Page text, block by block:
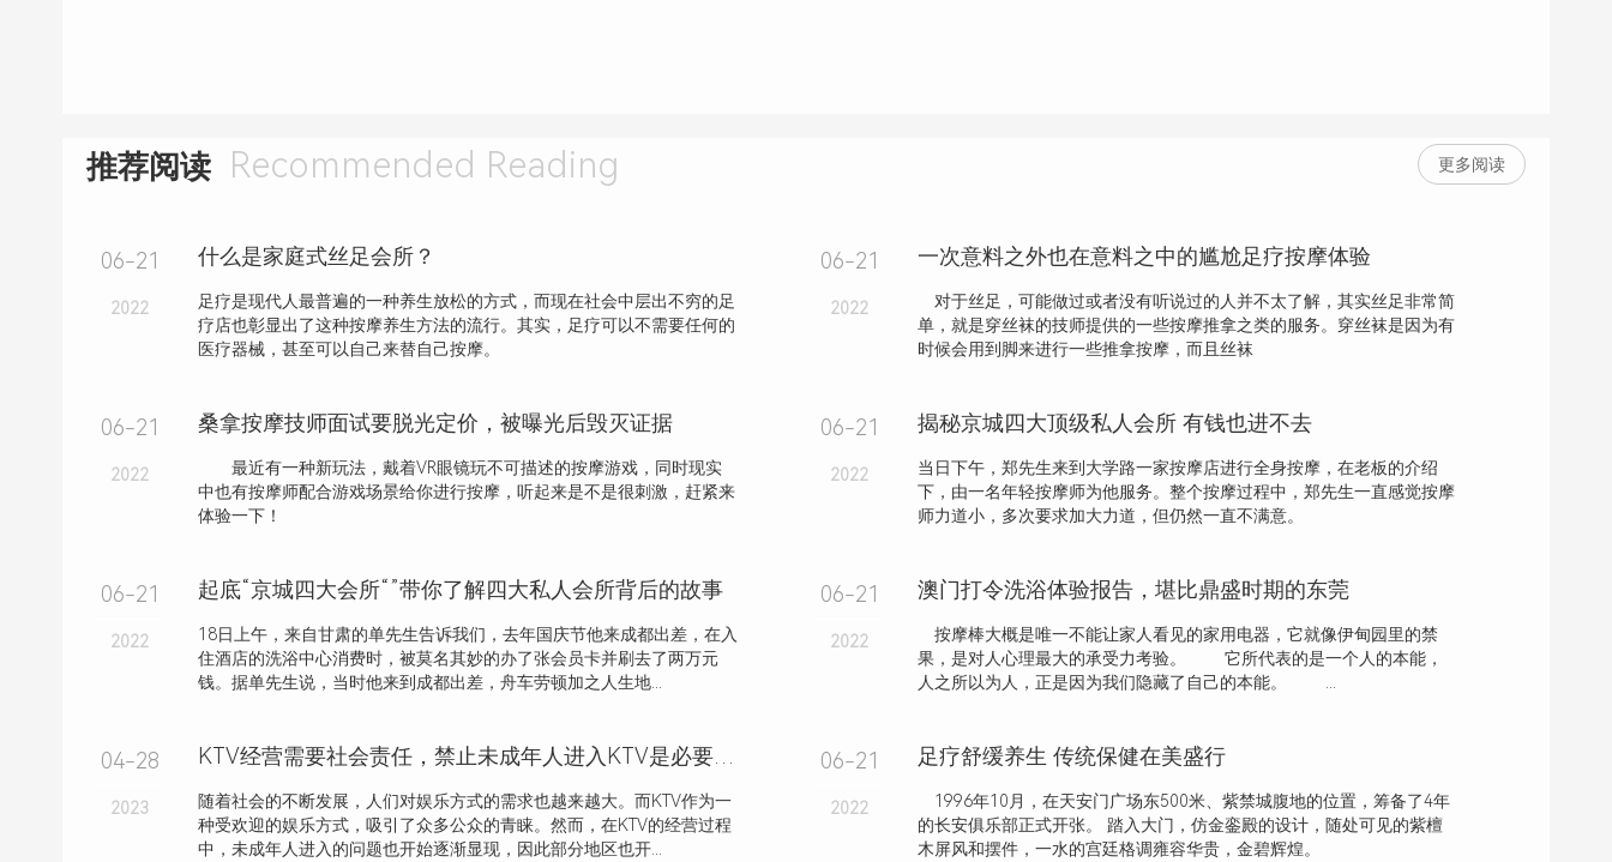
推荐阅读 Recommended Reading 更多阅读
06-21
2022
什么是家庭式丝足会所？
足疗是现代人最普遍的一种养生放松的方式，而现在社会中层出不穷的足
疗店也彰显出了这种按摩养生方法的流行。其实，足疗可以不需要任何的
医疗器械，甚至可以自己来替自己按摩。
06-21
2022
一次意料之外也在意料之中的尴尬足疗按摩体验
对于丝足，可能做过或者没有听说过的人并不太了解，其实丝足非常简
单，就是穿丝袜的技师提供的一些按摩推拿之类的服务。穿丝袜是因为有
时候会用到脚来进行一些推拿按摩，而且丝袜
06-21
2022
桑拿按摩技师面试要脱光定价，被曝光后毁灭证据
最近有一种新玩法，戴着VR眼镜玩不可描述的按摩游戏，同时现实
中也有按摩师配合游戏场景给你进行按摩，听起来是不是很刺激，赶紧来
体验一下！
06-21
2022
揭秘京城四大顶级私人会所 有钱也进不去
当日下午，郑先生来到大学路一家按摩店进行全身按摩，在老板的介绍
下，由一名年轻按摩师为他服务。整个按摩过程中，郑先生一直感觉按摩
师力道小，多次要求加大力道，但仍然一直不满意。
06-21
2022
起底“京城四大会所“”带你了解四大私人会所背后的故事
18日上午，来自甘肃的单先生告诉我们，去年国庆节他来成都出差，在入
住酒店的洗浴中心消费时，被莫名其妙的办了张会员卡并刷去了两万元
钱。据单先生说，当时他来到成都出差，舟车劳顿加之人生地...
06-21
2022
澳门打令洗浴体验报告，堪比鼎盛时期的东莞
按摩棒大概是唯一不能让家人看见的家用电器，它就像伊甸园里的禁
果，是对人心理最大的承受力考验。 它所代表的是一个人的本能，
人之所以为人，正是因为我们隐藏了自己的本能。 ...
04-28
2023
随着社会的不断发展，人们对娱乐方式的需求也越来越大。而KTV作为一
种受欢迎的娱乐方式，吸引了众多公众的青睐。然而，在KTV的经营过程
中，未成年人进入的问题也开始逐渐显现，因此部分地区也开...
06-21
2022
足疗舒缓养生 传统保健在美盛行
1996年10月，在天安门广场东500米、紫禁城腹地的位置，筹备了4年
的长安俱乐部正式开张。 踏入大门，仿金銮殿的设计，随处可见的紫檀
木屏风和摆件，一水的宫廷格调雍容华贵，金碧辉煌。